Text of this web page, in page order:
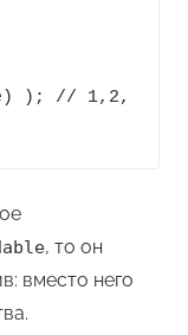
); // 1,2,
, то он
вместо него